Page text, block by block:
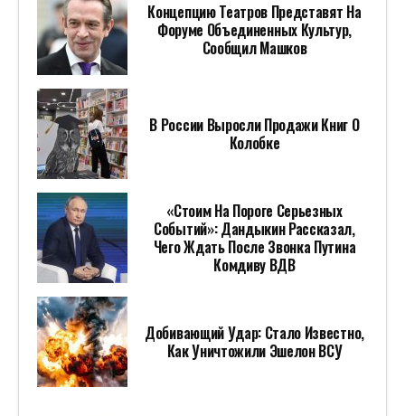
Концепцию Театров Представят На
Форуме Объединенных Культур,
Сообщил Машков
В России Выросли Продажи Книг О
Колобке
«Стоим На Пороге Серьезных
Событий»: Дандыкин Рассказал,
Чего Ждать После Звонка Путина
Комдиву ВДВ
Добивающий Удар: Стало Известно,
Как Уничтожили Эшелон ВСУ